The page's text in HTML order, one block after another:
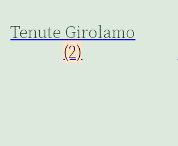
Tenute Girolamo
(2)